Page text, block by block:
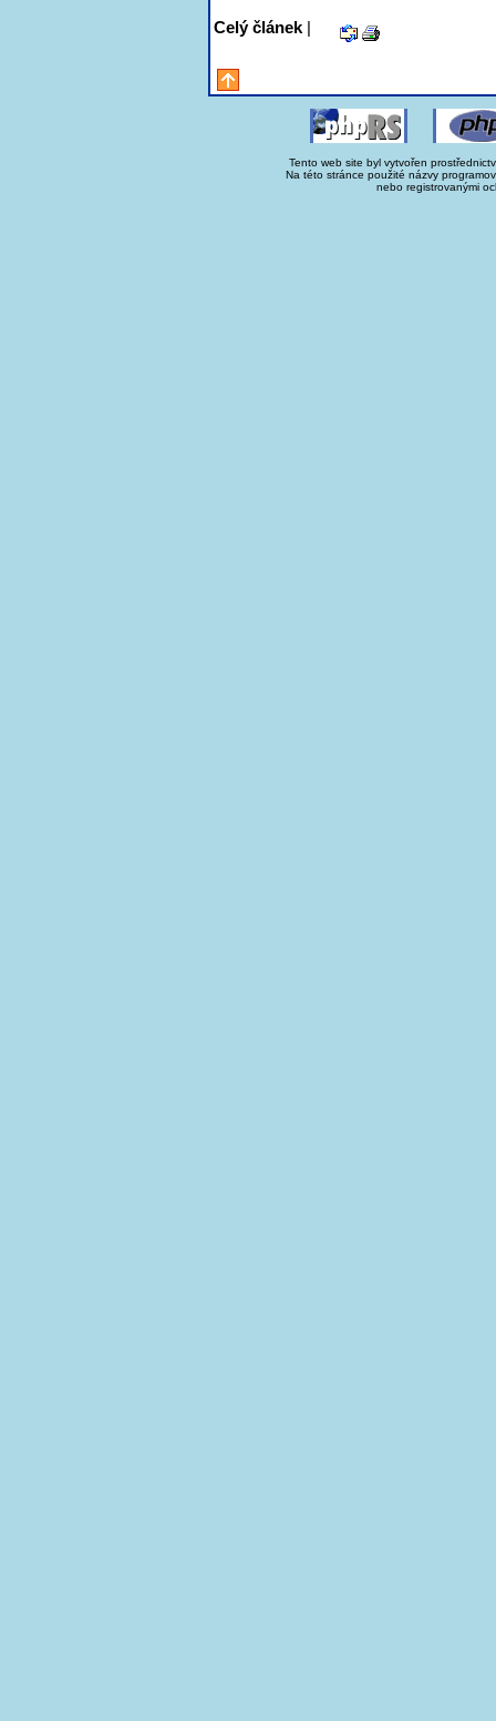
Celý článek |
Tento web site byl vytvořen
Na této stránce použité názvy
nebo registrovanými